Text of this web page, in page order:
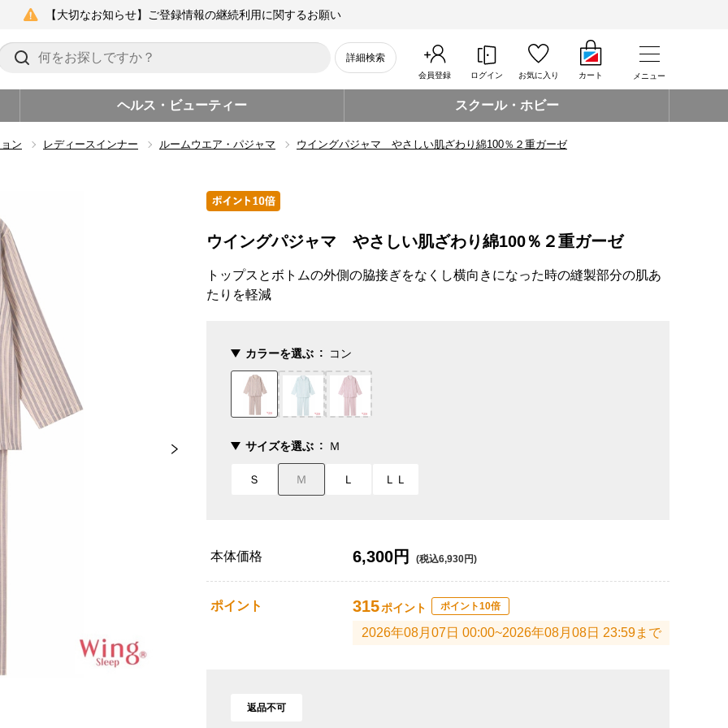
【大切なお知らせ】ご登録情報の継続利用に関するお願い
詳細検索
会員登録 ログイン お気に入り カート メニュー
ヘルス・ビューティー スクール・ホビー
ン レディースインナー ルームウエア・パジャマ ウイングパジャマ やさしい肌ざわり綿100％２重ガーゼ
ウイングパジャマ やさしい肌ざわり綿100％２重ガーゼ
トップスとボトムの外側の脇接ぎをなくし横向きになった時の縫製部分の肌あ
たりを軽減
カラーを選ぶ コン
サイズを選ぶ Ｍ
Ｓ Ｍ Ｌ ＬＬ
本体価格 6,300円 (税込6,930円)
ポイント 315ポイント ポイント10倍
2026年08月07日 00:00~2026年08月08日 23:59まで
返品不可